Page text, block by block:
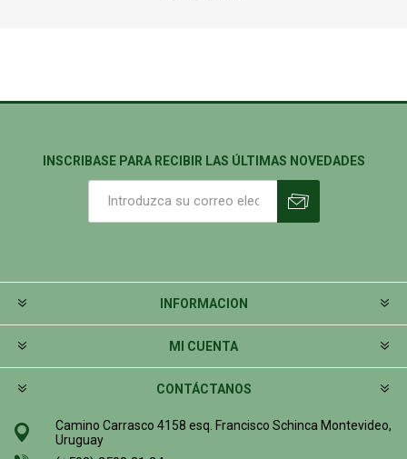
INSCRIBASE PARA RECIBIR LAS ÚLTIMAS NOVEDADES
INFORMACION
MI CUENTA
CONTÁCTANOS
Camino Carrasco 4158 esq. Francisco Schinca Montevideo,
Uruguay